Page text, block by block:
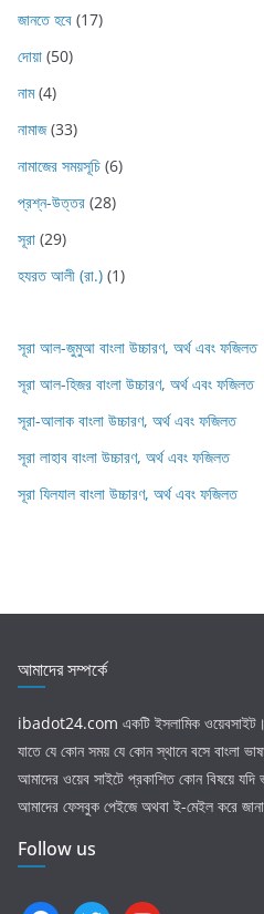
জানতে হবে (17)
দোয়া (50)
নাম(4)
নামাজ(33)
নামাজের সময়সূচি (6)
প্রশ্ন-উত্তর (28)
সূরা (29)
হযরত আলী (রা.) (1)
সূরা আল-জুমুআ বাংলা উচ্চারণ, অর্থ এবং ফজিলত
সূরা আল-হিজর বাংলা উচ্চারণ, অর্থ এবং ফজিলত
সূরা-আলাক বাংলা উচ্চারণ, অর্থ এবং ফজিলত
সূরা লাহাব‌‌‌ বাংলা উচ্চারণ, অর্থ এবং ফজিলত
সূরা যিলযাল বাংলা উচ্চারণ, অর্থ এবং ফজিলত
আমাদের সম্পর্কে
ibadot24.com একটি ইসলামিক
যাতে যে কোন সময় যে কোন স্থানে বসে বাংলা
আমাদের ওয়েব সাইটে প্রকাশিত কোন বিষয়ে
আমাদের ফেসবুক পেইজে অথবা ই-মেইল করে
Follow us